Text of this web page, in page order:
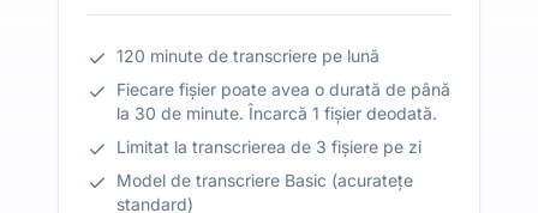
120 minute de transcriere pe lună
Fiecare fișier poate avea o durată de până
la 30 de minute. Încarcă 1 fișier deodată.
Limitat la transcrierea de 3 fișiere pe zi
Model de transcriere Basic (acuratețe
standard)